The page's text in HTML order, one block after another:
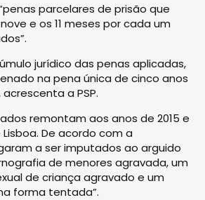
parcelares de prisão que
e os 11 meses por cada um
jurídico das penas aplicadas,
na pena única de cinco anos
a PSP.
remontam aos anos de 2015 e
Lisboa. De acordo com a
a ser imputados ao arguido
de menores agravada, um
de criança agravado e um
forma tentada”.